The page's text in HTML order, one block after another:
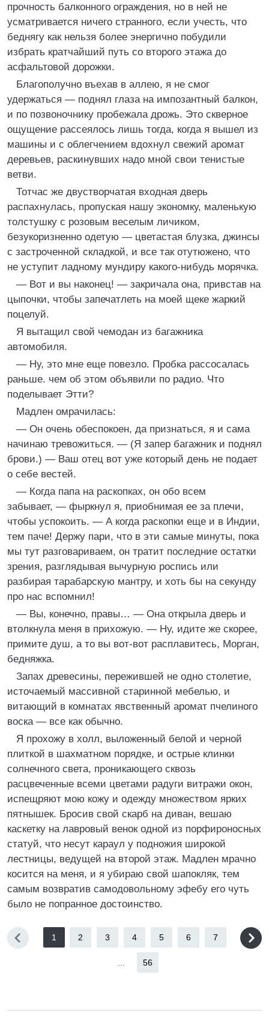
прочность балконного ограждения, но в ней не
усматривается ничего странного, если учесть, что
беднягу как нельзя более энергично побудили
избрать кратчайший путь со второго этажа до
асфальтовой дорожки.
Благополучно въехав в аллею, я не смог
удержаться — поднял глаза на импозантный балкон,
и по позвоночнику пробежала дрожь. Это скверное
ощущение рассеялось лишь тогда, когда я вышел из
машины и с облегчением вдохнул свежий аромат
деревьев, раскинувших надо мной свои тенистые
ветви.
Тотчас же двустворчатая входная дверь
распахнулась, пропуская нашу экономку, маленькую
толстушку с розовым веселым личиком,
безукоризненно одетую — цветастая блузка, джинсы
с застроченной складкой, и все так отутюжено, что
не уступит ладному мундиру какого-нибудь морячка.
— Вот и вы наконец! — закричала она, привстав на
цыпочки, чтобы запечатлеть на моей щеке жаркий
поцелуй.
Я вытащил свой чемодан из багажника
автомобиля.
— Ну, это мне еще повезло. Пробка рассосалась
раньше. чем об этом объявили по радио. Что
поделывает Этти?
Мадлен омрачилась:
— Он очень обеспокоен, да признаться, я и сама
начинаю тревожиться. — (Я запер багажник и поднял
брови.) — Ваш отец вот уже который день не подает
о себе вестей.
— Когда папа на раскопках, он обо всем
забывает, — фыркнул я, приобнимая ее за плечи,
чтобы успокоить. — А когда раскопки еще и в Индии,
тем паче! Держу пари, что в эти самые минуты, пока
мы тут разговариваем, он тратит последние остатки
зрения, разглядывая вычурную роспись или
разбирая тарабарскую мантру, и хоть бы на секунду
про нас вспомнил!
— Вы, конечно, правы… — Она открыла дверь и
втолкнула меня в прихожую. — Ну, идите же скорее,
примите душ, а то вы вот-вот расплавитесь, Морган,
бедняжка.
Запах древесины, пережившей не одно столетие,
источаемый массивной старинной мебелью, и
витающий в комнатах явственный аромат пчелиного
воска — все как обычно.
Я прохожу в холл, выложенный белой и черной
плиткой в шахматном порядке, и острые клинки
солнечного света, проникающего сквозь
расцвеченные всеми цветами радуги витражи окон,
испещряют мою кожу и одежду множеством ярких
пятнышек. Бросив свой скарб на диван, вешаю
каскетку на лавровый венок одной из порфироносных
статуй, что несут караул у подножия широкой
лестницы, ведущей на второй этаж. Мадлен мрачно
косится на меня, и я убираю свой шапокляк, тем
самым возвратив самодовольному эфебу его чуть
было не попранное достоинство.
1 2 3 4 5 6 7
56